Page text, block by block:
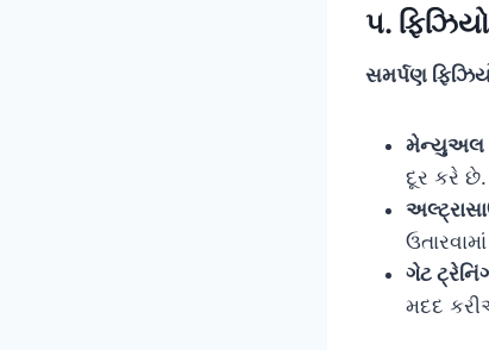
૫.
સમર્પણ
મેન્યુઅલ
દૂર કરે છે.
ગેટ
મદદ